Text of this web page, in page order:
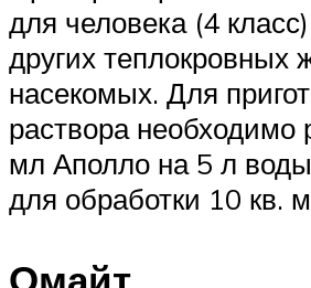
для человека (4
других теплокровных
насекомых. Для
раствора необходимо
мл Аполло на 5 л
для обработки 10 кв.